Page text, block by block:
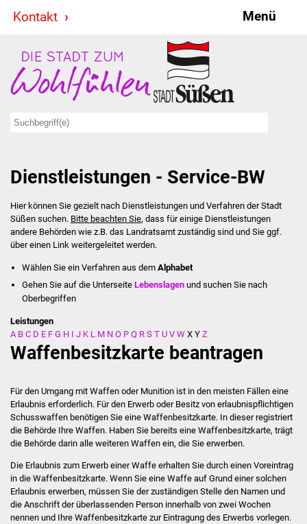
Kontakt Menü
Stadt & Politik
Bürgermeister
Ausschüsse
Ratsinformationssystem
Jugendbeirat
Summerrockfestival
Stadtverwaltung
Behördenwegweiser
Stellenangebote
Kontakt
Veröffentlichungen
Dienstleistungen - Service-BW
Hier können Sie gezielt nach Dienstleistungen und Verfahren der Stadt
Süßen suchen. Bitte beachten Sie, dass für einige Dienstleistungen
andere Behörden wie z.B. das Landratsamt zuständig sind und Sie ggf.
über einen Link weitergeleitet werden.
Wählen Sie ein Verfahren aus dem Alphabet
Gehen Sie auf die UnterseiteLebenslagen und suchen Sie nach
Oberbegriffen
Leistungen
A B C D E F G H I J K L M N O P Q R S T U V W X Y Z
Waffenbesitzkarte beantragen
Für den Umgang mit Waffen oder Munition ist in den meisten Fällen eine
Erlaubnis erforderlich. Für den Erwerb oder Besitz von erlaubnispflichtigen
Schusswaffen benötigen Sie eine Waffenbesitzkarte. In dieser registriert
die Behörde Ihre Waffen. Haben Sie bereits eine Waffenbesitzkarte, trägt
die Behörde darin alle weiteren Waffen ein, die Sie erwerben.
Die Erlaubnis zum Erwerb einer Waffe erhalten Sie durch einen Voreintrag
in die Waffenbesitzkarte. Wenn Sie eine Waffe auf Grund einer solchen
Erlaubnis erwerben, müssen Sie der zuständigen Stelle den Namen und
die Anschrift der überlassenden Person innerhalb von zwei Wochen
nennen und Ihre Waffenbesitzkarte zur Eintragung des Erwerbs vorlegen.